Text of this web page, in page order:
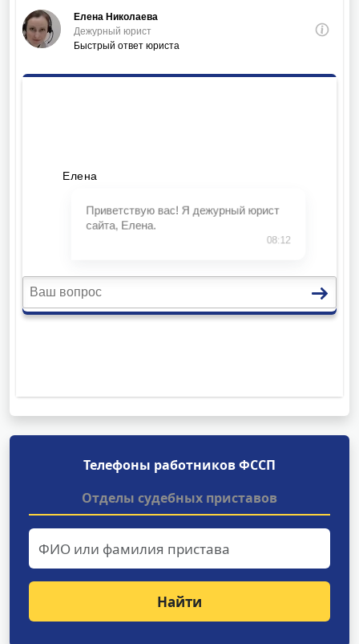
Телефоны работников ФССП
Отделы судебных приставов
Найти